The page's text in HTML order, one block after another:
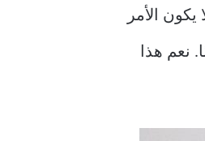
الأمر
نعم هذا